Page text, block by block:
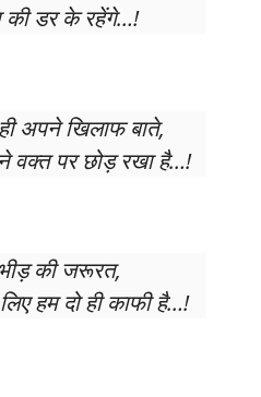
की डर के रहेंगे…!
अपने खिलाफ बाते,
वक्त पर छोड़ रखा है…!
की जरूरत,
हम दो ही काफी है…!